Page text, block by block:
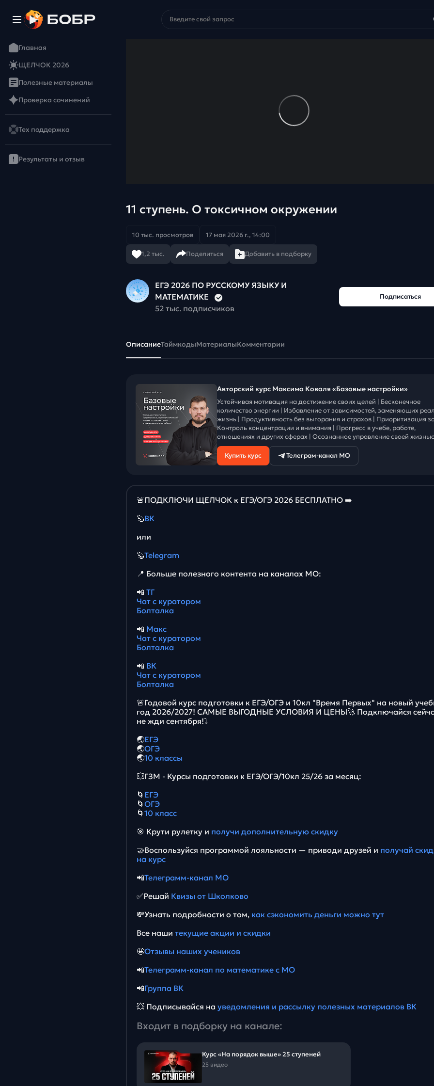
Главная
ЩЕЛЧОК 2026
Полезные материалы
Проверка сочинений
Тех поддержка
Результаты и отзыв
11 ступень. О токсичном окружении
10 тыс. просмотров 17 мая 2026 г., 14:00
1,2 тыс. Поделиться Добавить в подборку
ЕГЭ 2026 ПО РУССКОМУ ЯЗЫКУ И
МАТЕМАТИКЕ
52 тыс. подписчиков
Подписаться
ОписаниеТаймкодыМатериалыКомментарии
Авторский курс Максима Коваля «Базовые настройки»
Устойчивая мотивация на достижение своих целей | Бесконечное
количество энергии | Избавление от зависимостей, заменяющих
жизнь | Продуктивность без выгорания и страхов | Приоритизация
Контроль концентрации и внимания | Прогресс в учебе, работе,
отношениях и других сферах | Осознанное управление своей
Купить курс Телеграм-канал МО
🚨ПОДКЛЮЧИ ЩЕЛЧОК к ЕГЭ/ОГЭ 2026 БЕСПЛАТНО ➡️
🦫ВК
или
🦫Telegram
📍 Больше полезного контента на каналах МО:
📲 ТГ
Чат с куратором
Болталка
📲 Макс
Чат с куратором
Болталка
📲 ВК
Чат с куратором
Болталка
🚨Годовой курс подготовки к ЕГЭ/ОГЭ и 10кл "Время Первых" на новый
год 2026/2027! САМЫЕ ВЫГОДНЫЕ УСЛОВИЯ И ЦЕНЫ🚀 Подключайся
не жди сентября!⤵️
🌏ЕГЭ
🌏ОГЭ
🌏10 классы
💥ГЗМ - Курсы подготовки к ЕГЭ/ОГЭ/10кл 25/26 за месяц:
🌀 ЕГЭ
🌀 ОГЭ
🌀 10 класс
🎯 Крути рулетку и получи дополнительную скидку
🤝Воспользуйся программой лояльности — приводи друзей и получай
на курс
📲Телеграмм-канал МО
✅Решай Квизы от Школково
💸Узнать подробности о том, как сэкономить деньги можно тут
Все наши текущие акции и скидки
🤩Отзывы наших учеников
📲Телеграмм-канал по математике с МО
📲Группа ВК
💥 Подписывайся на уведомления и рассылку полезных материалов ВК
Входит в подборку на канале:
Курс «На порядок выше» 25 ступеней
25 видео